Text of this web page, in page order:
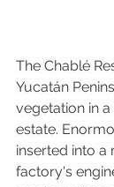
The Chablé
Yucatán
vegetation in
estate.
inserted into a
factory's